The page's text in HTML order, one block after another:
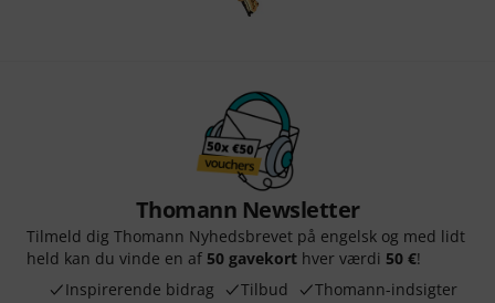
Thomann Newsletter
Tilmeld dig Thomann Nyhedsbrevet på engelsk og med lidt
held kan du vinde en af 50 gavekort hver værdi 50 €!
Inspirerende bidrag
Tilbud Thomann-indsigter